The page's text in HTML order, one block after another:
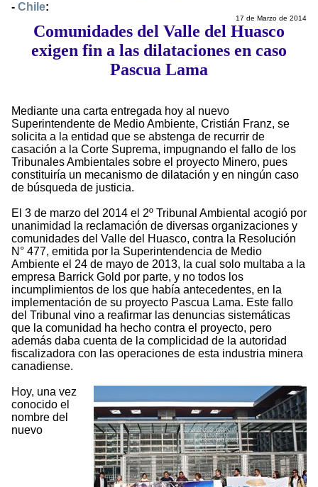
- Chile:
17 de Marzo de 2014
Comunidades del Valle del Huasco
exigen fin a las dilataciones en caso
Pascua Lama
Mediante una carta entregada hoy al nuevo
Superintendente de Medio Ambiente, Cristián Franz, se
solicita a la entidad que se abstenga de recurrir de
casación a la Corte Suprema, impugnando el fallo de los
Tribunales Ambientales sobre el proyecto Minero, pues
constituiría un mecanismo de dilatación y en ningún caso
de búsqueda de justicia.
El 3 de marzo del 2014 el 2º Tribunal Ambiental acogió por
unanimidad la reclamación de diversas organizaciones y
comunidades del Valle del Huasco, contra la Resolución
N° 477, emitida por la Superintendencia de Medio
Ambiente el 24 de mayo de 2013, la cual solo multaba a la
empresa Barrick Gold por parte, y no todos los
incumplimientos de los que había antecedentes, en la
implementación de su proyecto Pascua Lama. Este fallo
del Tribunal vino a reafirmar las denuncias sistemáticas
que la comunidad ha hecho contra el proyecto, pero
además daba cuenta de la complicidad de la autoridad
fiscalizadora con las operaciones de esta industria minera
canadiense.
Hoy, una vez
conocido el
nombre del
nuevo